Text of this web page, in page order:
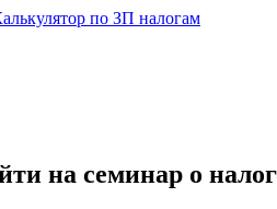
по ЗП налогам
на семинар о